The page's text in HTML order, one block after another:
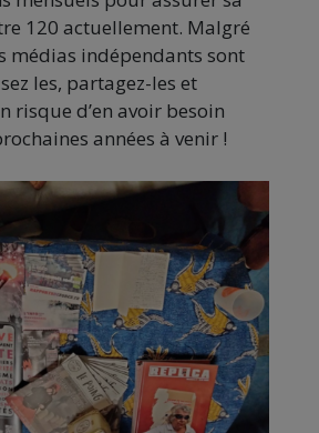
120 actuellement. Malgré
médias indépendants sont
les, partagez-les et
risque d’en avoir besoin
années à venir !